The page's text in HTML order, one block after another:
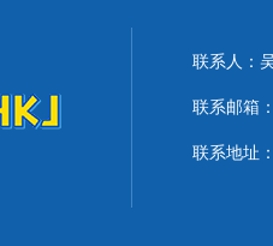
联系人：
联系邮箱
联系地址